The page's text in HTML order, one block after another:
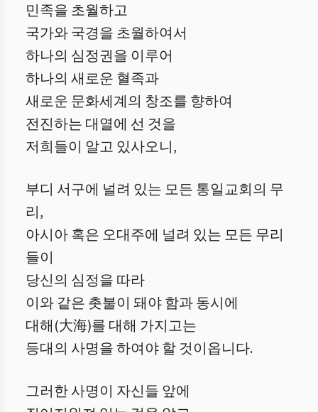
민족을 초월하고
국가와 국경을 초월하여서
하나의 심정권을 이루어
하나의 새로운 혈족과
새로운 문화세계의 창조를 향하여
전진하는 대열에 선 것을
저희들이 알고 있사오니,
부디 서구에 널려 있는 모든 통일교회의 무
리,
아시아 혹은 오대주에 널려 있는 모든 무리
들이
당신의 심정을 따라
이와 같은 촛불이 돼야 함과 동시에
대해(大海)를 대해 가지고는
등대의 사명을 하여야 할 것이옵니다.
그러한 사명이 자신들 앞에